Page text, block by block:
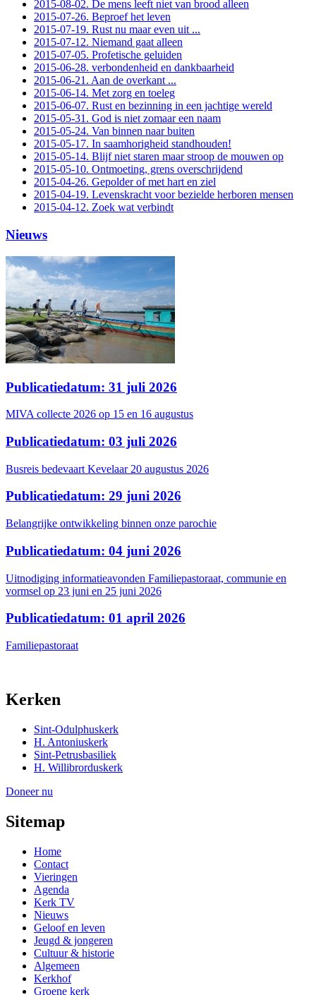
2015-08-02. De mens leeft niet van brood alleen
2015-07-26. Beproef het leven
2015-07-19. Rust nu maar even uit ...
2015-07-12. Niemand gaat alleen
2015-07-05. Profetische geluiden
2015-06-28. verbondenheid en dankbaarheid
2015-06-21. Aan de overkant ...
2015-06-14. Met zorg en toeleg
2015-06-07. Rust en bezinning in een jachtige wereld
2015-05-31. God is niet zomaar een naam
2015-05-24. Van binnen naar buiten
2015-05-17. In saamhorigheid standhouden!
2015-05-14. Blijf niet staren maar stroop de mouwen op
2015-05-10. Ontmoeting, grens overschrijdend
2015-04-26. Gepolder of met hart en ziel
2015-04-19. Levenskracht voor bezielde herboren mensen
2015-04-12. Zoek wat verbindt
Nieuws
Publicatiedatum: 31 juli 2026
MIVA collecte 2026 op 15 en 16 augustus
Publicatiedatum: 03 juli 2026
Busreis bedevaart Kevelaar 20 augustus 2026
Publicatiedatum: 29 juni 2026
Belangrijke ontwikkeling binnen onze parochie
Publicatiedatum: 04 juni 2026
Uitnodiging informatieavonden Familiepastoraat, communie en
vormsel op 23 juni en 25 juni 2026
Publicatiedatum: 01 april 2026
Familiepastoraat
Kerken
Sint-Odulphuskerk
H. Antoniuskerk
Sint-Petrusbasiliek
H. Willibrorduskerk
Doneer nu
Sitemap
Home
Contact
Vieringen
Agenda
Kerk TV
Nieuws
Geloof en leven
Jeugd & jongeren
Cultuur & historie
Algemeen
Kerkhof
Groene kerk